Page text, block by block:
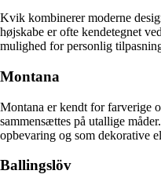
Kvik kombinerer moderne
højskabe er ofte kendetegnet
mulighed for personlig
Montana
Montana er kendt for farverige
sammensættes på utallige
opbevaring og som dekorative
Ballingslöv